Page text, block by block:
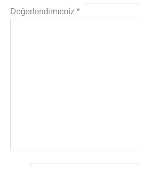
Değerlendirmeniz *